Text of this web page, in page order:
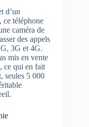
d’un
ce téléphone
caméra de
des appels
3G et 4G.
mis en vente
ce qui en fait
seules 5 000